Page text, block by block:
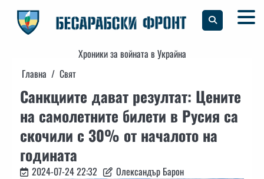
content
Хроники за войната в Украйна
Главна
Свят
Санкциите дават резултат: Цените
на самолетните билети в Русия са
скочили с 30% от началото на
годината
2024-07-24 22:32 Олександър Барон